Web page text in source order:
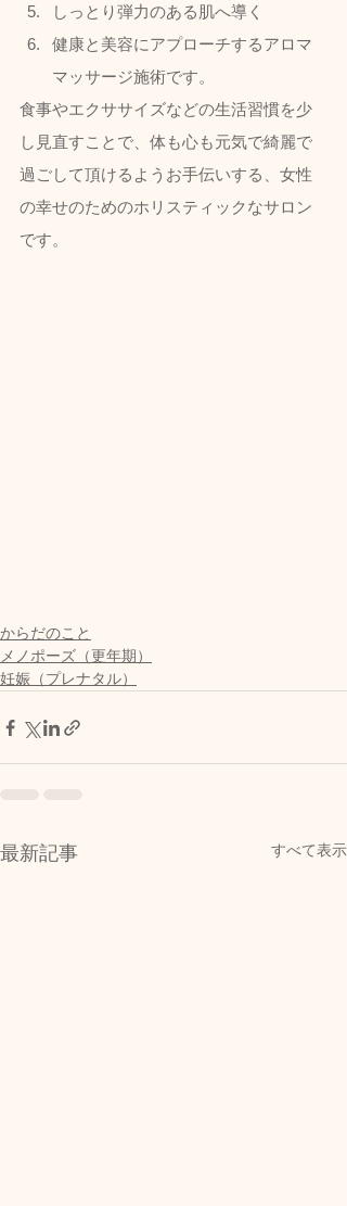
しっとり弾力のある肌へ導く
健康と美容にアプローチするアロマ
マッサージ施術です。
食事やエクササイズなどの生活習慣を少
し見直すことで、体も心も元気で綺麗で
過ごして頂けるようお手伝いする、女性
の幸せのためのホリスティックなサロン
です。
からだのこと
メノポーズ（更年期）
妊娠（プレナタル）
最新記事 すべて表示